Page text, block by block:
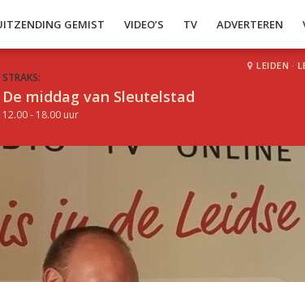
GEMIST VIDEO’S TV ADVERTEREN
STRAKS:
De middag van Sleutelstad
12.00 - 18.00 uur
LEIDEN ·